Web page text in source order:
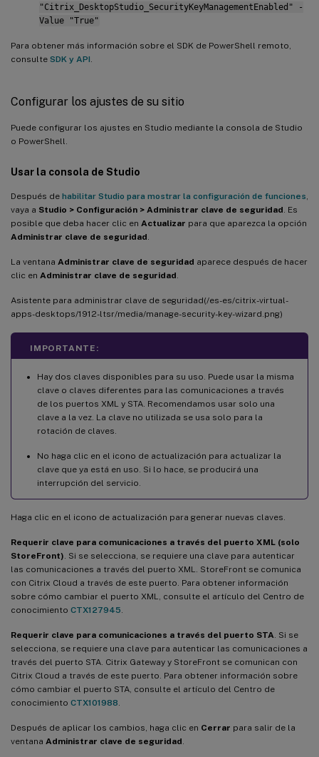
"Citrix_DesktopStudio_SecurityKeyManagementEnabled" -
Value "True"
Para obtener más información sobre el SDK de PowerShell remoto,
consulte SDK y API
Configurar los ajustes de su sitio
Puede configurar los ajustes en Studio mediante la consola de Studio
o PowerShell.
Usar la consola de Studio
Después de habilitar Studio para mostrar la configuración de funciones
vaya a Studio > Configuración > Administrar clave de seguridad . Es
posible que deba hacer clic en Actualizar para que aparezca la opción
Administrar clave de seguridad
La ventana Administrar clave de seguridad aparece después de hacer
clic en Administrar clave de seguridad
Asistente para administrar clave de seguridad(/es-es/citrix-virtual-
apps-desktops/1912-ltsr/media/manage-security-key-wizard.png)
IMPORTANTE:
Hay dos claves disponibles para su uso. Puede usar la misma
clave o claves diferentes para las comunicaciones a través
de los puertos XML y STA. Recomendamos usar solo una
clave a la vez. La clave no utilizada se usa solo para la
rotación de claves.
No haga clic en el icono de actualización para actualizar la
clave que ya está en uso. Si lo hace, se producirá una
interrupción del servicio.
Haga clic en el icono de actualización para generar nuevas claves.
Requerir clave para comunicaciones a través del puerto XML (solo
StoreFront) . Si se selecciona, se requiere una clave para autenticar
las comunicaciones a través del puerto XML. StoreFront se comunica
con Citrix Cloud a través de este puerto. Para obtener información
sobre cómo cambiar el puerto XML, consulte el artículo del Centro de
conocimiento CTX127945
Requerir clave para comunicaciones a través del puerto STA . Si se
selecciona, se requiere una clave para autenticar las comunicaciones a
través del puerto STA. Citrix Gateway y StoreFront se comunican con
Citrix Cloud a través de este puerto. Para obtener información sobre
cómo cambiar el puerto STA, consulte el artículo del Centro de
conocimiento CTX101988
Después de aplicar los cambios, haga clic en Cerrar para salir de la
ventana Administrar clave de seguridad